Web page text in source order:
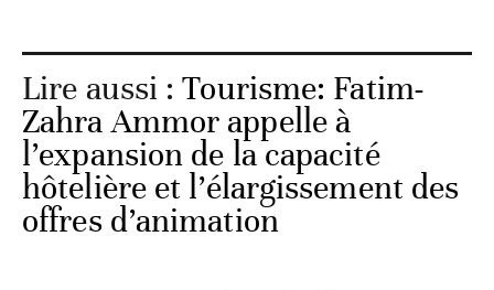
Lire aussi :Tourisme: Fatim-
Zahra Ammor appelle à
l’expansion de la capacité
hôtelière et l’élargissement des
offres d’animation